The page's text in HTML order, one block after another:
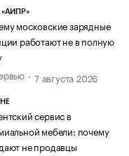
московские зарядные
работают не в полную
7 августа 2026
сервис в
мебели: почему
не продавцы